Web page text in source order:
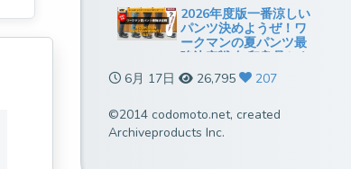
2026年度版一番涼しい
パンツ決めようぜ！ワ
ークマンの夏パンツ最
強決定戦[無印良品とも
比較]
6月 17日 26,795 207
©2014 codomoto.net, created
Archiveproducts Inc.